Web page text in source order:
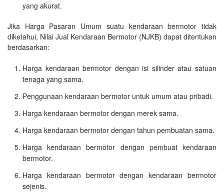
yang akurat.
Jika Harga Pasaran Umum suatu kendaraan bermotor tidak
diketahui, Nilai Jual Kendaraan Bermotor (NJKB) dapat ditentukan
berdasarkan:
Harga kendaraan bermotor dengan isi silinder atau satuan
tenaga yang sama.
Penggunaan kendaraan bermotor untuk umum atau pribadi.
Harga kendaraan bermotor dengan merek sama.
Harga kendaraan bermotor dengan tahun pembuatan sama.
Harga kendaraan bermotor dengan pembuat kendaraan
bermotor.
Harga kendaraan bermotor dengan kendaraan bermotor
sejenis.